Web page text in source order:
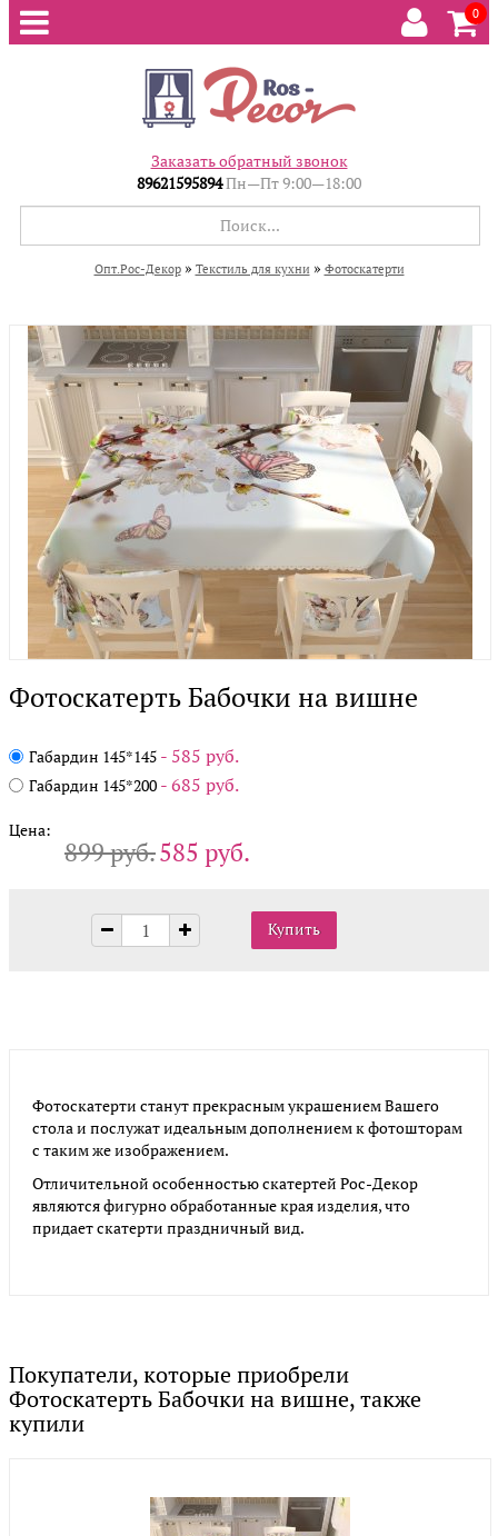
0
Заказать обратный звонок
89621595894Пн—Пт 9:00—18:00
Опт.Рос-Декор » Текстиль для кухни » Фотоскатерти
Фотоскатерть Бабочки на вишне
Габардин 145*145 - 585 руб.
Габардин 145*200 - 685 руб.
Цена:
899 руб.585 руб.
Фотоскатерти станут прекрасным украшением Вашего
стола и послужат идеальным дополнением к фотошторам
с таким же изображением.
Отличительной особенностью скатертей Рос-Декор
являются фигурно обработанные края изделия, что
придает скатерти праздничный вид.
Покупатели, которые приобрели
Фотоскатерть Бабочки на вишне, также
купили